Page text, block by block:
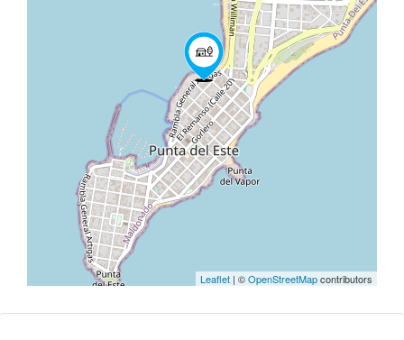
Leaflet | ©OpenStreetMapcontributors